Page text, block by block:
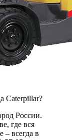
Caterpillar?
России.
где вся
– всегда в